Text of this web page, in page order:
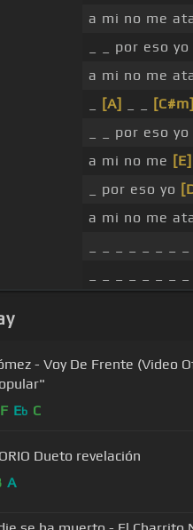
a mi no me
_ _ por eso yo
a mi no me
[A] [C#m]
_ _ por eso
a mi no me [E]
_ por eso yo
a mi no me
- Voy De Frente (Video
F Eb C
Dueto revelación
A